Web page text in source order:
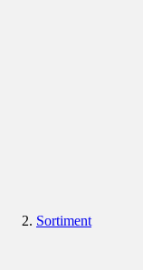
Sortiment